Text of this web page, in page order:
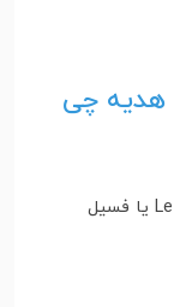
هدیه چی
خرید ساعت مردانه بند چرمی تیسوت Le Locle یا فسیل